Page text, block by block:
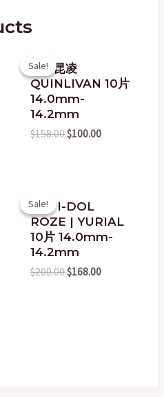
Sale!
Sale!
台灣昆凌
QUINLIVAN 10片
14.0mm-
14.2mm
$158.00
price
was:
$158.00.
$100.00
is:
Sale!
Sale!
韓國 I-DOL
ROZE | YURIAL
10片 14.0mm-
14.2mm
$200.00
price
was:
$200.00.
$168.00
is:
$168.00.